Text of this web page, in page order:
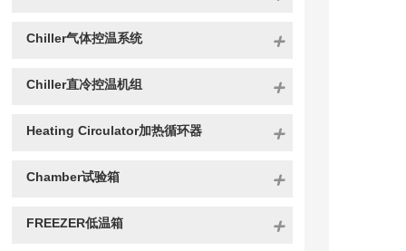
Chiller气体控温系统
Chiller直冷控温机组
Heating Circulator加热循环器
Chamber试验箱
FREEZER低温箱